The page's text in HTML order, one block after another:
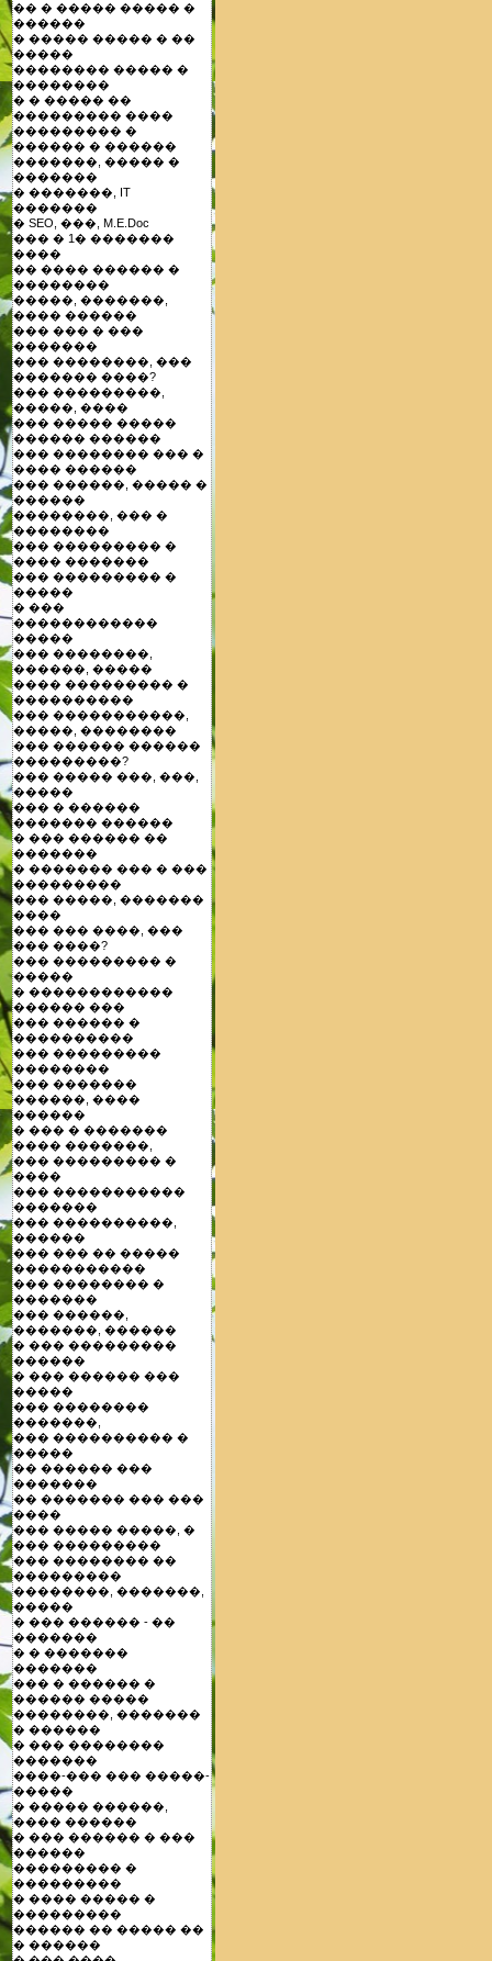
�� � ����� ����� �
������
� ����� ����� � ��
�����
�������� ����� �
��������
� � ����� ��
��������� ����
��������� �
������ � ������
�������, ����� �
�������
� �������, IT
�������
� SEO, ���, M.E.Doc
��� � 1� �������
����
�� ���� ������ �
��������
�����, �������,
���� ������
��� ��� � ���
�������
��� ��������, ���
������� ����?
��� ���������,
�����, ����
��� ����� �����
������ ������
��� �������� ��� �
���� ������
��� ������, ����� �
������
��������, ��� �
��������
��� ��������� �
���� �������
��� ��������� �
�����
� ���
������������
�����
��� ��������,
������, �����
���� ��������� �
����������
��� �����������,
�����, ��������
��� ������ ������
���������?
��� ����� ���, ���,
�����
��� � ������
������� ������
� ��� ������ ��
�������
� ������� ��� � ���
���������
��� �����, �������
����
��� ��� ����, ���
��� ����?
��� ��������� �
�����
� ������������
������ ���
��� ������ �
����������
��� ���������
��������
��� �������
������, ����
������
� ��� � �������
���� �������,
��� ��������� �
����
��� �����������
�������
��� ����������,
������
��� ��� �� �����
�����������
��� �������� �
�������
��� ������,
�������, ������
� ��� ���������
������
� ��� ������ ���
�����
��� ��������
�������,
��� ���������� �
�����
�� ������ ���
�������
�� ������� ��� ���
����
��� ����� �����, �
��� ���������
��� �������� ��
���������
��������, �������,
�����
� ��� ������ - ��
�������
� � �������
�������
��� � ������ �
������ �����
��������, �������
� ������
� ��� ��������
�������
����-��� ��� �����-
�����
� ����� ������,
���� ������
� ��� ������ � ���
������
��������� �
���������
� ���� ����� �
���������
������ �� ����� ��
� ������